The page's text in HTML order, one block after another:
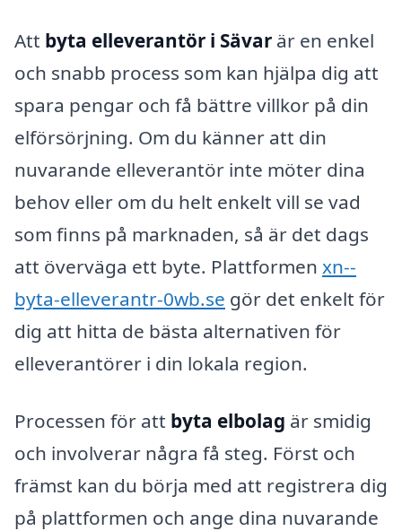
Att byta elleverantör i Sävar är en enkel
och snabb process som kan hjälpa dig att
spara pengar och få bättre villkor på din
elförsörjning. Om du känner att din
nuvarande elleverantör inte möter dina
behov eller om du helt enkelt vill se vad
som finns på marknaden, så är det dags
att överväga ett byte. Plattformen xn--
byta-elleverantr-0wb.se gör det enkelt för
dig att hitta de bästa alternativen för
elleverantörer i din lokala region.
Processen för att byta elbolag är smidig
och involverar några få steg. Först och
främst kan du börja med att registrera dig
på plattformen och ange dina nuvarande